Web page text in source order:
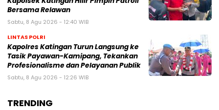
Bersama Relawan
Sabtu, 8 Agu 2026 - 12:40 WIB
LINTAS POLRI
Kapolres Katingan Turun Langsung ke
Tasik Payawan-Kamipang, Tekankan
Profesionalisme dan Pelayanan Publik
Sabtu, 8 Agu 2026 - 12:26 WIB
TRENDING